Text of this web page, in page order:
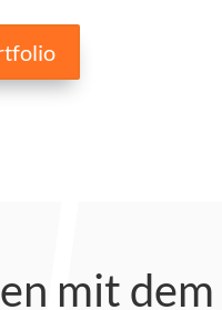
mit